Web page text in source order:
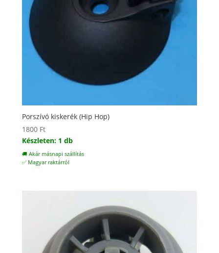
Porszívó kiskerék (Hip Hop)
1800 Ft
Készleten: 1 db
🚚 Akár másnapi szállítás
✅ Magyar raktárról